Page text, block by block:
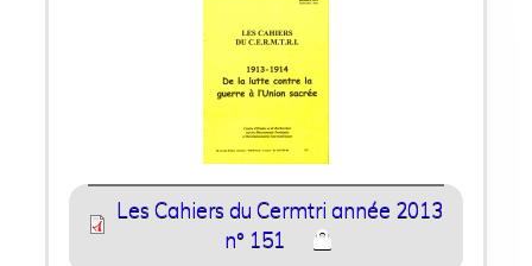
Les Cahiers du Cermtri année 2013
n° 151